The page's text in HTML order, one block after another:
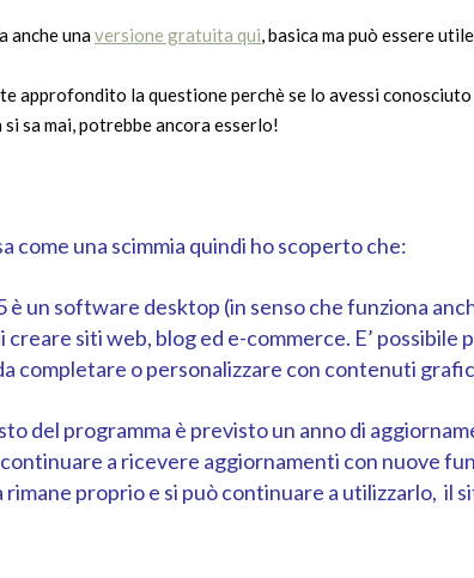
anche unaversione gratuita qui, basica ma può essere
approfondito la questione perchè se lo avessi
sa mai, potrebbe ancora esserlo!
come una scimmia quindi ho scoperto che:
è un software desktop (in senso che funziona
creare siti web, blog ed e-commerce. E’
completare o personalizzare con contenuti
del programma è previsto un anno di
a ricevere aggiornamenti con nuove
rimane proprio e si può continuare a utilizzarlo, il